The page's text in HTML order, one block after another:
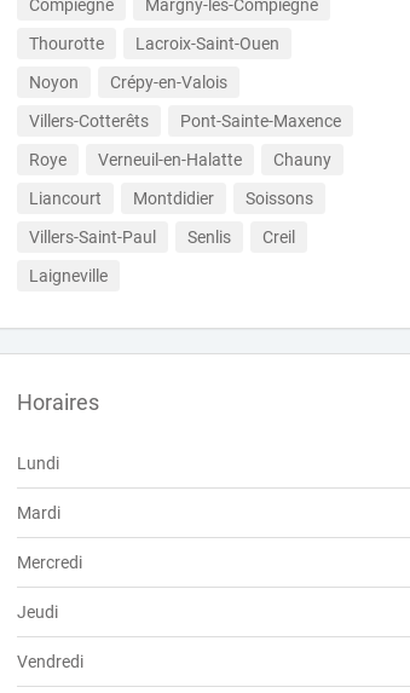
Compiègne
Margny-lès-Compiègne
Thourotte
Lacroix-Saint-Ouen
Noyon
Crépy-en-Valois
Villers-Cotterêts
Pont-Sainte-Maxence
Roye
Verneuil-en-Halatte
Chauny
Liancourt
Montdidier
Soissons
Villers-Saint-Paul
Senlis
Creil
Laigneville
Horaires
Lundi
Mardi
Mercredi
Jeudi
Vendredi